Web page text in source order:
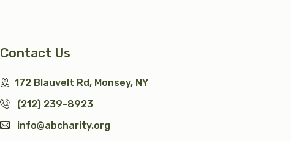
Contact Us
172 Blauvelt Rd, Monsey, NY
(212) 239-8923
info@abcharity.org